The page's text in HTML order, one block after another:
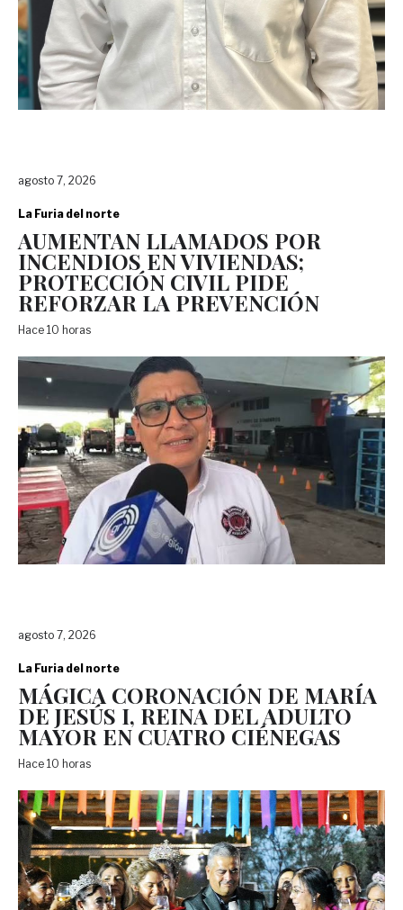
agosto 7, 2026
La Furia del norte
AUMENTAN LLAMADOS POR
INCENDIOS EN VIVIENDAS;
PROTECCIÓN CIVIL PIDE
REFORZAR LA PREVENCIÓN
Hace 10 horas
agosto 7, 2026
La Furia del norte
MÁGICA CORONACIÓN DE MARÍA
DE JESÚS I, REINA DEL ADULTO
MAYOR EN CUATRO CIÉNEGAS
Hace 10 horas